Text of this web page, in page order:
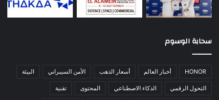
سحابة الوسوم
HONOR أخبار العالم أسعار الذهب الأمن السيبراني البيئة
التحول الرقمي الذكاء الاصطناعي المحتوى تقنية